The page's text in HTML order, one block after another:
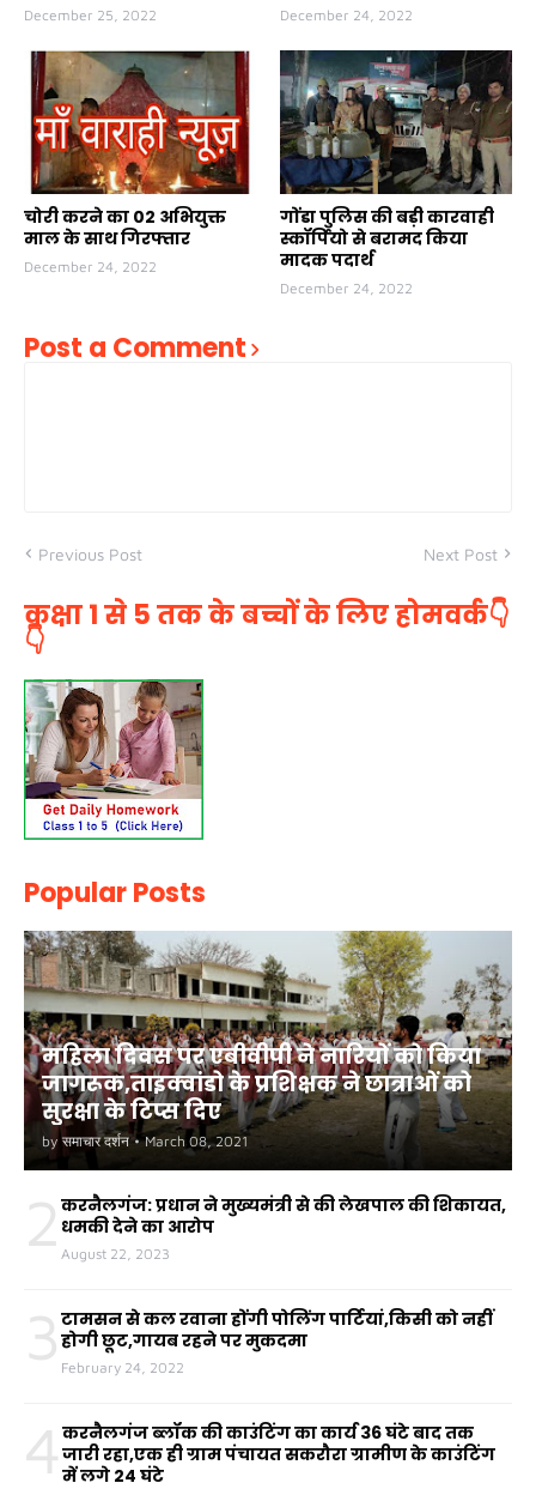
December 25, 2022 December 24, 2022
चोरी करने का 02 अभियुक्त
माल के साथ गिरफ्तार
December 24, 2022
गोंडा पुलिस की बड़ी कारवाही
स्कॉर्पियो से बरामद किया
मादक पदार्थ
December 24, 2022
Post a Comment
Previous Post Next Post
कक्षा 1 से 5 तक के बच्चों के लिए होमवर्क👇
👇
Popular Posts
महिला दिवस पर एबीवीपी ने नारियों को किया
जागरूक,ताइक्वांडो के प्रशिक्षक ने छात्राओं को
सुरक्षा के टिप्स दिए
by समाचार दर्शन • March 08, 2021
2 करनैलगंज: प्रधान ने मुख्यमंत्री से की लेखपाल की शिकायत,
धमकी देने का आरोप
August 22, 2023
3 टामसन से कल रवाना होंगी पोलिंग पार्टियां,किसी को नहीं
होगी छूट,गायब रहने पर मुकदमा
February 24, 2022
4 करनैलगंज ब्लॉक की काउंटिंग का कार्य 36 घंटे बाद तक
जारी रहा,एक ही ग्राम पंचायत सकरौरा ग्रामीण के काउंटिंग
में लगे 24 घंटे